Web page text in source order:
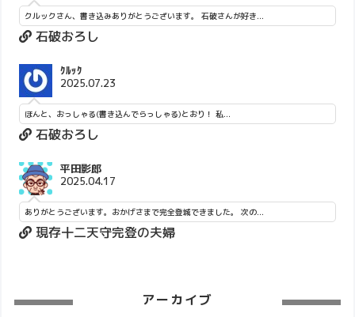
クルックさん、書き込みありがとうございます。 石破さんが好き...
石破おろし
ｸﾙｯｸ
2025.07.23
ほんと、おっしゃる(書き込んでらっしゃる)とおり！ 私...
石破おろし
平田影郎
2025.04.17
ありがとうございます。おかげさまで完全登城できました。 次の...
現存十二天守完登の夫婦
アーカイブ